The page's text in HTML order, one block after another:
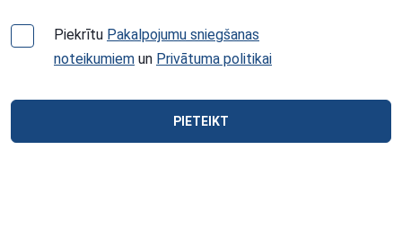
Piekrītu Pakalpojumu sniegšanas
noteikumiem un Privātuma politikai
PIETEIKT